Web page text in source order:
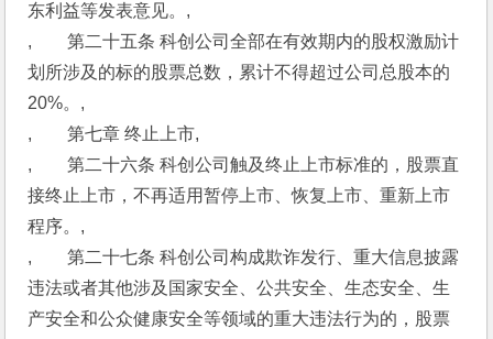
东利益等发表意见。,
,　　第二十五条 科创公司全部在有效期内的股权激励计
划所涉及的标的股票总数，累计不得超过公司总股本的
20%。,
,　　第七章 终止上市,
,　　第二十六条 科创公司触及终止上市标准的，股票直
接终止上市，不再适用暂停上市、恢复上市、重新上市
程序。,
,　　第二十七条 科创公司构成欺诈发行、重大信息披露
违法或者其他涉及国家安全、公共安全、生态安全、生
产安全和公众健康安全等领域的重大违法行为的，股票